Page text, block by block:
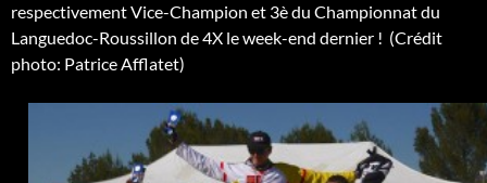
respectivement Vice-Champion et 3è du Championnat du
Languedoc-Roussillon de 4X le week-end dernier ! (Crédit
photo: Patrice Afflatet)